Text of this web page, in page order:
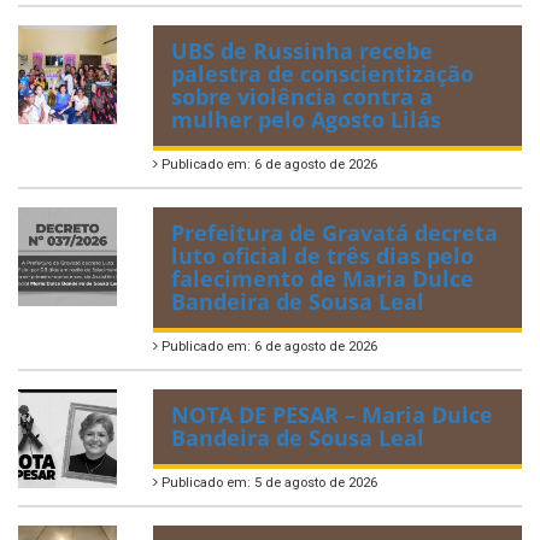
UBS de Russinha recebe
palestra de conscientização
sobre violência contra a
mulher pelo Agosto Lilás
Publicado em: 6 de agosto de 2026
Prefeitura de Gravatá decreta
luto oficial de três dias pelo
falecimento de Maria Dulce
Bandeira de Sousa Leal
Publicado em: 6 de agosto de 2026
NOTA DE PESAR – Maria Dulce
Bandeira de Sousa Leal
Publicado em: 5 de agosto de 2026